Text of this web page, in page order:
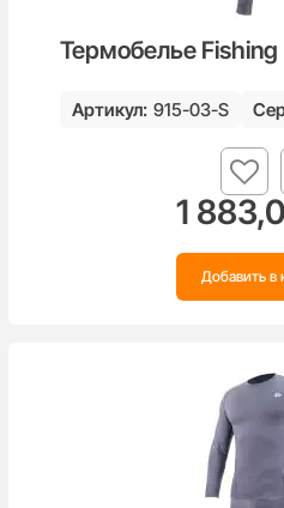
Термобелье Fishing
Артикул: 915-03-S
1
Добавить в